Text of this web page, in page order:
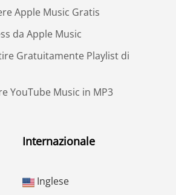
Apple Music Gratis
da Apple Music
Gratuitamente Playlist di
YouTube Music in MP3
Internazionale
Inglese